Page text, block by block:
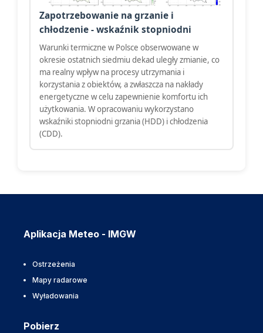
Zapotrzebowanie na grzanie i
chłodzenie - wskaźnik stopniodni
Warunki termiczne w Polsce obserwowane w
okresie ostatnich siedmiu dekad uległy zmianie, co
ma realny wpływ na procesy utrzymania i
korzystania z obiektów, a zwłaszcza na nakłady
energetyczne w celu zapewnienie komfortu ich
użytkowania. W opracowaniu wykorzystano
wskaźniki stopniodni grzania (HDD) i chłodzenia
(CDD).
Aplikacja Meteo - IMGW
Ostrzeżenia
Mapy radarowe
Wyładowania
Pobierz